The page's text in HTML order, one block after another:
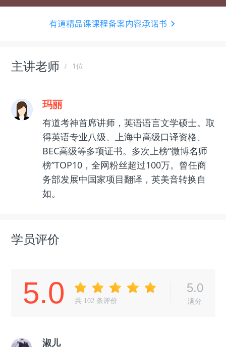
主讲老师 1位
玛丽
有道考神首席讲师，英语语言文学硕士。取
得英语专业八级、上海中高级口译资格、
BEC高级等多项证书。多次上榜“微博名师
榜”TOP10，全网粉丝超过100万。曾任商
务部发展中国家项目翻译，英美音转换自
如。
学员评价
5.0 共 102 条评价
5.0
满分
淑儿